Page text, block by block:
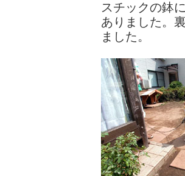
スチックの鉢
ありました。
ました。